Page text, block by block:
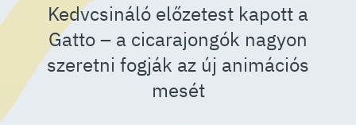
Kedvcsináló előzetest kapott a
Gatto – a cicarajongók nagyon
szeretni fogják az új animációs
mesét